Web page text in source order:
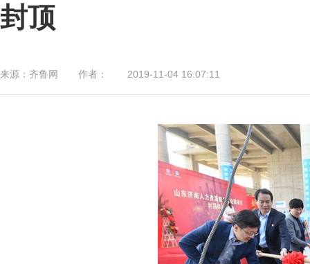
封顶
来源： 齐鲁网 作者： 2019-11-04 16:07:11